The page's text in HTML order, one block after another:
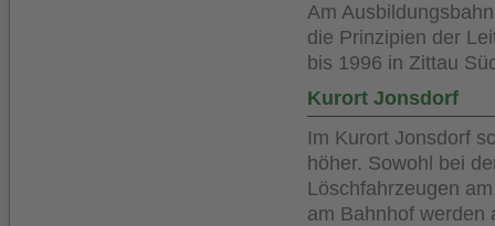
Am
die Prinzipien der
bis 1996 in Zittau
Kurort Jonsdorf
Im Kurort Jonsdorf
höher. Sowohl bei
Löschfahrzeugen
am Bahnhof werden